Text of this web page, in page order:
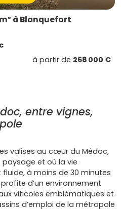
à Blanquefort
à partir de 268 000 €
entre vignes,
valises au cœur du Médoc,
et où la vie
à moins de 30 minutes
d’un environnement
viticoles emblématiques et
d’emploi de la métropole